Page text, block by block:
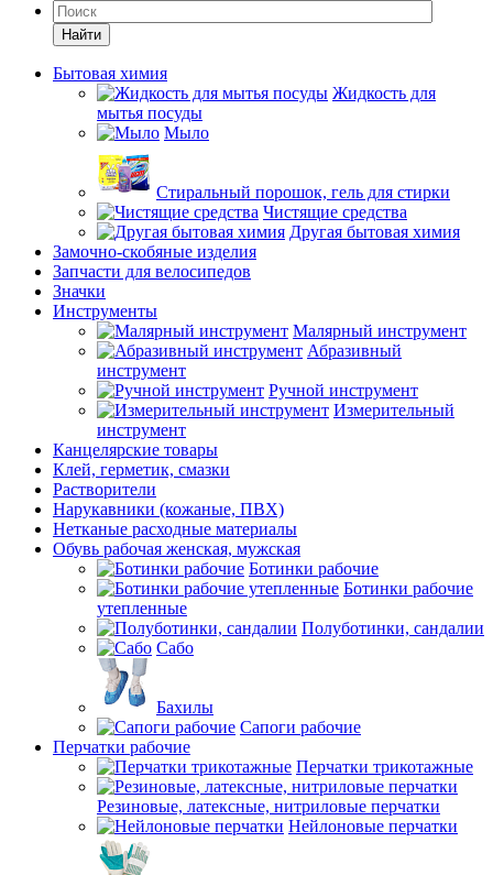
Найти
Бытовая химия
Жидкость для
мытья посуды
Мыло
Стиральный порошок, гель для стирки
Чистящие средства
Другая бытовая химия
Замочно-скобяные изделия
Запчасти для велосипедов
Значки
Инструменты
Малярный инструмент
Абразивный
инструмент
Ручной инструмент
Измерительный
инструмент
Канцелярские товары
Клей, герметик, смазки
Растворители
Нарукавники (кожаные, ПВХ)
Нетканые расходные материалы
Обувь рабочая женская, мужская
Ботинки рабочие
Ботинки рабочие
утепленные
Полуботинки, сандалии
Сабо
Бахилы
Сапоги рабочие
Перчатки рабочие
Перчатки трикотажные
Резиновые, латексные, нитриловые перчатки
Нейлоновые перчатки